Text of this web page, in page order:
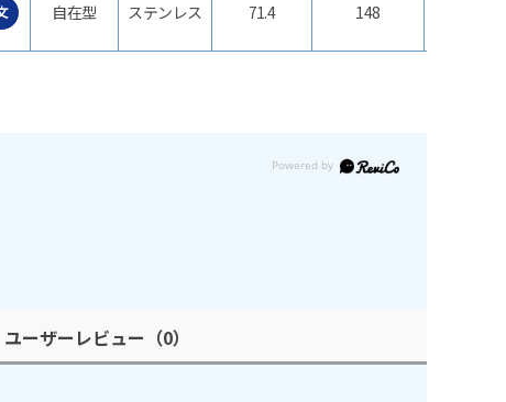
自在型 ステンレス 71.4 148
ユーザーレビュー （0）